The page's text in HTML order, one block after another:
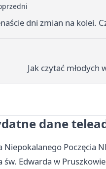
dni zmian na kolei.
Jak czytać
dane
Niepokalanego Poczęcia
św. Edwarda w